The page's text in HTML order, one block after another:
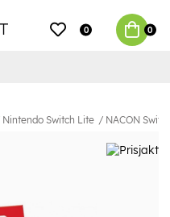
0 0
Nintendo Switch Lite NACON